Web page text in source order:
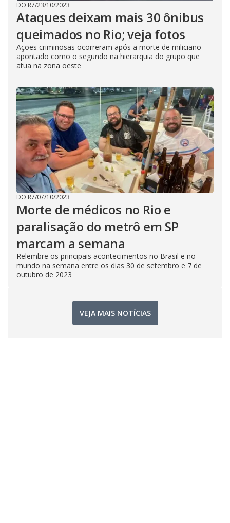
DO R7/23/10/2023
Ataques deixam mais 30 ônibus
queimados no Rio; veja fotos
Ações criminosas ocorreram após a morte de miliciano
apontado como o segundo na hierarquia do grupo que
atua na zona oeste
DO R7/07/10/2023
Morte de médicos no Rio e
paralisação do metrô em SP
marcam a semana
Relembre os principais acontecimentos no Brasil e no
mundo na semana entre os dias 30 de setembro e 7 de
outubro de 2023
VEJA MAIS NOTÍCIAS